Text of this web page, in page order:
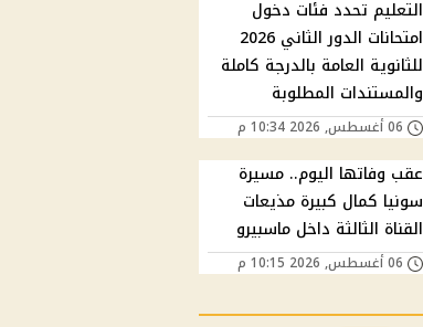
التعليم تحدد فئات دخول
امتحانات الدور الثاني 2026
للثانوية العامة بالدرجة كاملة
والمستندات المطلوبة
06 أغسطس, 2026 10:34 م
عقب وفاتها اليوم.. مسيرة
سونيا كمال كبيرة مذيعات
القناة الثالثة داخل ماسبيرو
06 أغسطس, 2026 10:15 م